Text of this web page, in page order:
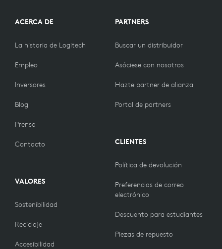
ACERCA DE
La historia de Logitech
Empleo
Inversores
Blog
Prensa
Contacto
VALORES
Sostenibilidad
Reciclaje
Accesibilidad
PARTNERS
Buscar un distribuidor
Asóciese con nosotros
Hazte partner de alianza
Portal de partners
CLIENTES
Política de devolución
Preferencias de correo
electrónico
Descuento para estudiantes
Piezas de repuesto